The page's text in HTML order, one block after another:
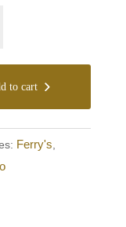
to cart
Ferry's